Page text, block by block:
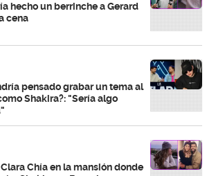
hecho un berrinche a Gerard
cena
pensado grabar un tema al
Shakira?: "Sería algo
Chía en la mansión donde